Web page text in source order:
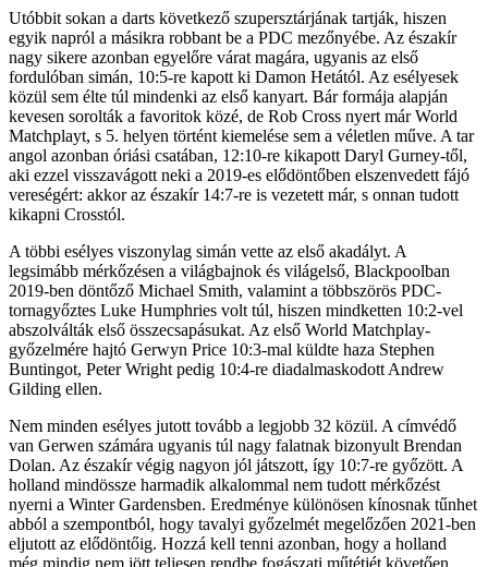
Utóbbit sokan a darts következő szupersztárjának tartják, hiszen
egyik napról a másikra robbant be a PDC mezőnyébe. Az északír
nagy sikere azonban egyelőre várat magára, ugyanis az első
fordulóban simán, 10:5-re kapott ki Damon Hetától. Az esélyesek
közül sem élte túl mindenki az első kanyart. Bár formája alapján
kevesen sorolták a favoritok közé, de Rob Cross nyert már World
Matchplayt, s 5. helyen történt kiemelése sem a véletlen műve. A tar
angol azonban óriási csatában, 12:10-re kikapott Daryl Gurney-től,
aki ezzel visszavágott neki a 2019-es elődöntőben elszenvedett fájó
vereségért: akkor az északír 14:7-re is vezetett már, s onnan tudott
kikapni Crosstól.
A többi esélyes viszonylag simán vette az első akadályt. A
legsimább mérkőzésen a világbajnok és világelső, Blackpoolban
2019-ben döntőző Michael Smith, valamint a többszörös PDC-
tornagyőztes Luke Humphries volt túl, hiszen mindketten 10:2-vel
abszolválták első összecsapásukat. Az első World Matchplay-
győzelmére hajtó Gerwyn Price 10:3-mal küldte haza Stephen
Buntingot, Peter Wright pedig 10:4-re diadalmaskodott Andrew
Gilding ellen.
Nem minden esélyes jutott tovább a legjobb 32 közül. A címvédő
van Gerwen számára ugyanis túl nagy falatnak bizonyult Brendan
Dolan. Az északír végig nagyon jól játszott, így 10:7-re győzött. A
holland mindössze harmadik alkalommal nem tudott mérkőzést
nyerni a Winter Gardensben. Eredménye különösen kínosnak tűnhet
abból a szempontból, hogy tavalyi győzelmét megelőzően 2021-ben
eljutott az elődöntőig. Hozzá kell tenni azonban, hogy a holland